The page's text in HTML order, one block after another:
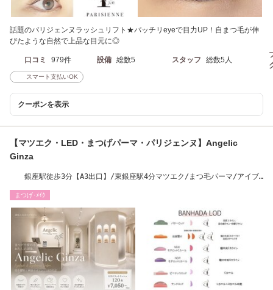
話題のパリジェンヌラッシュリフト★パッチリeyeで目力UP！自まつ毛が伸
びたような自然で上品な目元に◎
口コミ 979件 設備 総数5 スタッフ 総数5人
スマート支払いOK
クーポンを表示
【マツエク・LED・まつげパーマ・パリジェンヌ】Angelic
Ginza
銀座駅徒歩3分【A3出口】/東銀座駅4分マツエク/まつ毛パーマ/アイブ
まつげ･ﾒｲｸ